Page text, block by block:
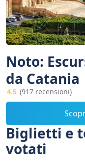
Noto:
da Catania
4.5 (917 recensioni)
Biglietti e
votati